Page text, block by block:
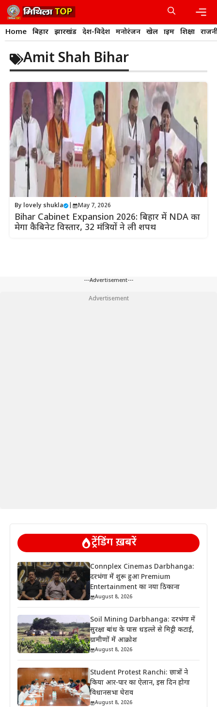
Skip
to
content
Home बिहार झारखंड देश-विदेश मनोरंजन खेल क्राइम शिक्षा
Amit Shah Bihar
By lovely shukla May 7, 2026
Bihar Cabinet Expansion 2026: बिहार में NDA का
मेगा कैबिनेट विस्तार, 32 मंत्रियों ने ली शपथ
---Advertisement---
Advertisement
ट्रेंडिंग ख़बरें
Connplex Cinemas Darbhanga:
दरभंगा में शुरू हुआ Premium
Entertainment का नया ठिकाना
August 8, 2026
Soil Mining Darbhanga: दरभंगा में
सुरक्षा बांध के पास धड़ल्ले से मिट्टी कटाई,
ग्रामीणों में आक्रोश
August 8, 2026
Student Protest Ranchi: छात्रों ने
किया आर-पार का ऐलान, इस दिन होगा
विधानसभा घेराव
August 8, 2026